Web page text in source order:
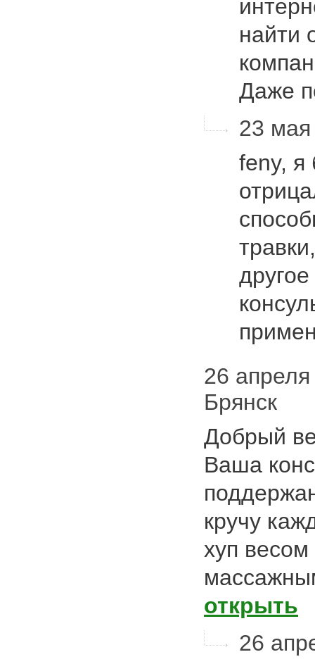
найти
Даже
23 мая
feny, я
26
Брянск
Добрый
Ваша
кручу
хуп
открыть
26